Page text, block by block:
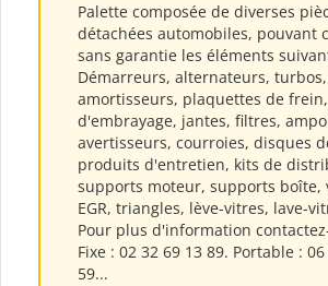
Palette composée de diverses
détachées automobiles, pouvant
sans garantie les éléments
Démarreurs, alternateurs, turbos,
amortisseurs, plaquettes de
d'embrayage, jantes, filtres,
avertisseurs, courroies, disques
produits d'entretien, kits de
supports moteur, supports boîte,
EGR, triangles, lève-vitres, lave-
Pour plus d'information
Fixe : 02 32 69 13 89. Portable : 06
59...